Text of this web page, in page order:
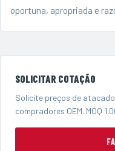
oportuna, apropriada e
SOLICITAR COTAÇÃO
Solicite preços de
compradores OEM. MOQ